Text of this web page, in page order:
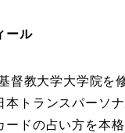
ール
督教大学大学院を
トランスパーソ
ードの占い方を本